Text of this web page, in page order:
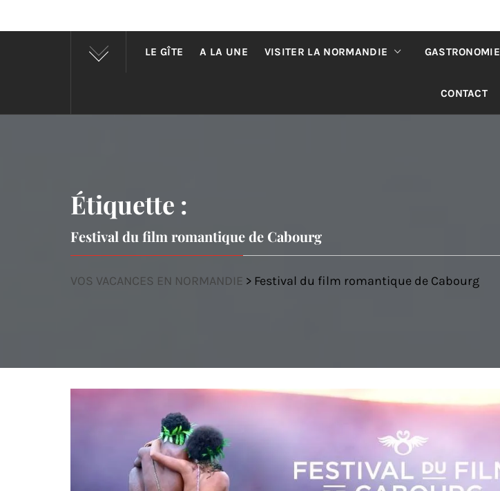
LE GÎTE A LA UNE VISITER LA NORMANDIE GASTRONOMIE
CONTACT
Étiquette :
Festival du film romantique de Cabourg
VOS VACANCES EN NORMANDIE > Festival du film romantique de Cabourg